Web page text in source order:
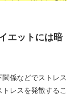
エットには暗
係などでストレス
レスを発散するこ